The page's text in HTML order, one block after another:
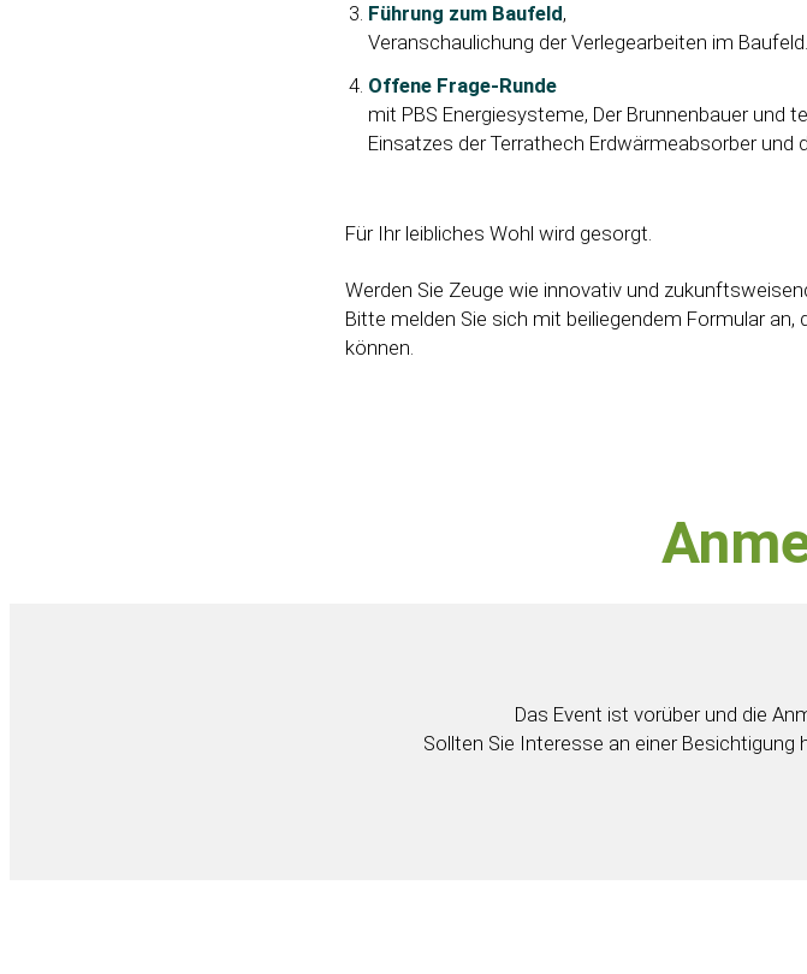
Führung zum Baufeld,
Veranschaulichung der Verlegearbeiten im Baufeld.
Offene Frage-Runde
mit PBS Energiesysteme, Der Brunnenbauer und
Einsatzes der Terrathech Erdwärmeabsorber und
Für Ihr leibliches Wohl wird gesorgt.
Werden Sie Zeuge wie innovativ und
Bitte melden Sie sich mit beiliegendem Formular
können.
Das Event ist vorüber und die
Sollten Sie Interesse an einer